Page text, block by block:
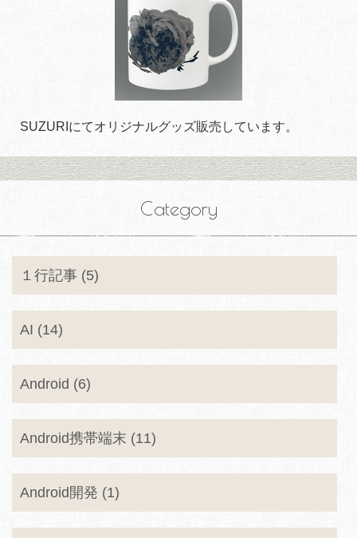
SUZURIにてオリジナルグッズ販売しています。
Category
１行記事 (5)
AI (14)
Android (6)
Android携帯端末 (11)
Android開発 (1)